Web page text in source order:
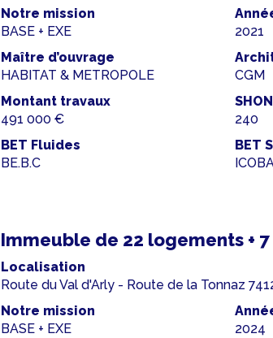
Notre mission
BASE + EXE
2021
Maître d’ouvrage
HABITAT & METROPOLE
CGM
Montant travaux
491 000 €
SHON
240
BET Fluides
BE.B.C
BET
Immeuble de 22 logements +
Localisation
Route du Val d'Arly - Route de la Tonnaz
Notre mission
BASE + EXE
2024